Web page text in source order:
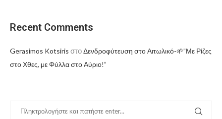
Recent Comments
Gerasimos Kotsiris στοΔενδροφύτευση στο Αιτωλικό-🌱”Με Ρίζες
στο Χθες, με Φύλλα στο Αύριο!”